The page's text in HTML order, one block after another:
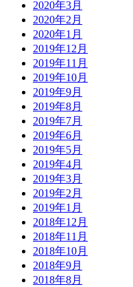
2020年3月
2020年2月
2020年1月
2019年12月
2019年11月
2019年10月
2019年9月
2019年8月
2019年7月
2019年6月
2019年5月
2019年4月
2019年3月
2019年2月
2019年1月
2018年12月
2018年11月
2018年10月
2018年9月
2018年8月